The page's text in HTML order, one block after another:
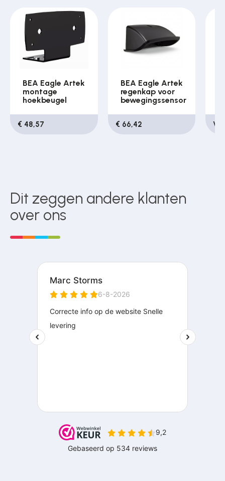
BEA Eagle Artek
montage
hoekbeugel
€ 48,57
BEA Eagle Artek
regenkap voor
bewegingssensor
€ 66,42
Dit zeggen andere klanten
over ons